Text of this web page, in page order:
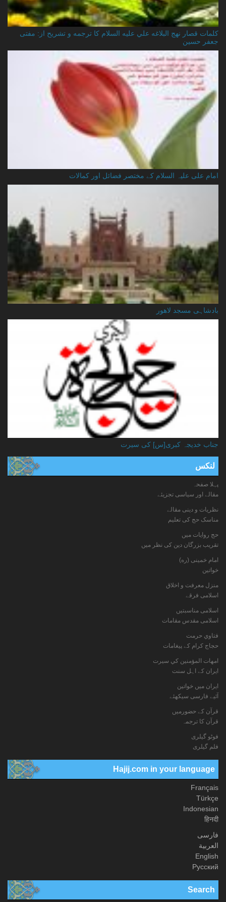
کلمات قصار نهج البلاغه علي عليه السلام کا ترجمه و تشریح از: مفتی
جعفر حسین
امام علی علیہ السلام کے مختصر فضائل اور کمالات
بادشاہی مسجد لاهور
جناب خدیجہ کبری[س] کی سیرت
لنکس
پہلا صفحہ
مقالے اور سیاسی تجزیئے
نظریات و دینی مقالے
مناسک حج کی تعلیم
حج روایات میں
تقریب بزرگان دین کی نظر میں
امام خمینی (ره)
خواتين
منزل معرفت و اخلاق
اسلامی فرقے
اسلامی مناسبتیں
اسلامی مقدس مقامات
فتاوي حرمت
حجاج کرام کے پیغامات
امهات المؤمنين كي سيرت
ایران کے اہل سنت
ایران میں خواتین
آئیے فارسی سیکھئے
قرآن کے حضورمیں
قرآن کا ترجمہ
فوٹو گيلری
فلم گیلری
Hajij.com in your language
Français
Türkçe
Indonesian
हिनदी
فارسی
العربیة
English
Русский
Search